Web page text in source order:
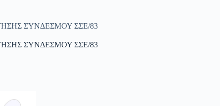
ΣΥΝΔΕΣΜΟΥ ΣΣΕ/83
ΣΥΝΔΕΣΜΟΥ ΣΣΕ/83